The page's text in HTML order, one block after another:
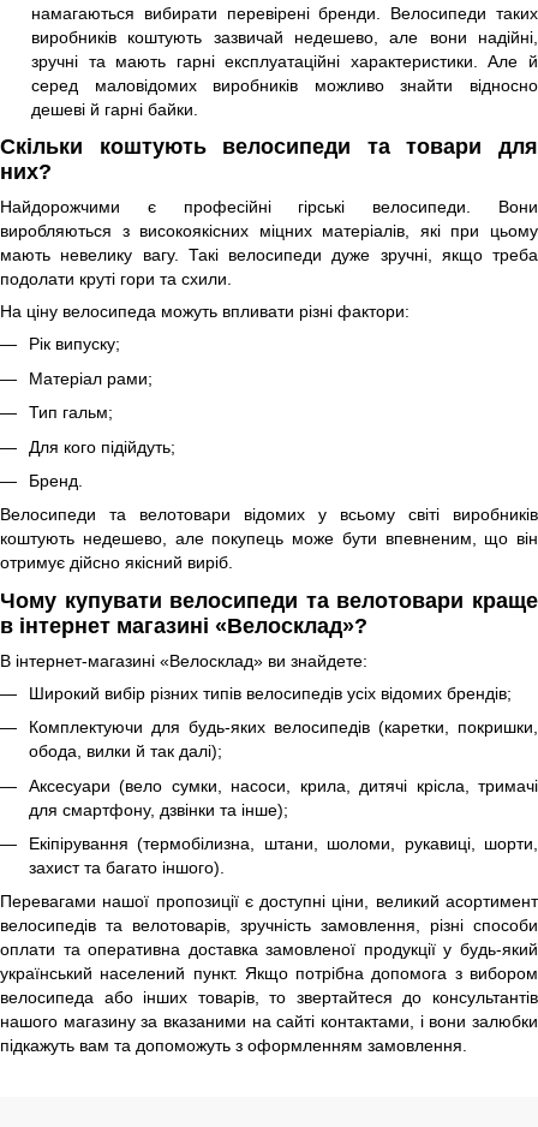
намагаються вибирати перевірені бренди. Велосипеди таких
виробників коштують зазвичай недешево, але вони надійні,
зручні та мають гарні експлуатаційні характеристики. Але й
серед маловідомих виробників можливо знайти відносно
дешеві й гарні байки.
Скільки коштують велосипеди та товари для
них?
Найдорожчими є професійні гірські велосипеди. Вони
виробляються з високоякісних міцних матеріалів, які при цьому
мають невелику вагу. Такі велосипеди дуже зручні, якщо треба
подолати круті гори та схили.
На ціну велосипеда можуть впливати різні фактори:
Рік випуску;
Матеріал рами;
Тип гальм;
Для кого підійдуть;
Бренд.
Велосипеди та велотовари відомих у всьому світі виробників
коштують недешево, але покупець може бути впевненим, що він
отримує дійсно якісний виріб.
Чому купувати велосипеди та велотовари краще
в інтернет магазині «Велосклад»?
В інтернет-магазині «Велосклад» ви знайдете:
Широкий вибір різних типів велосипедів усіх відомих брендів;
Комплектуючи для будь-яких велосипедів (каретки, покришки,
обода, вилки й так далі);
Аксесуари (вело сумки, насоси, крила, дитячі крісла, тримачі
для смартфону, дзвінки та інше);
Екіпірування (термобілизна, штани, шоломи, рукавиці, шорти,
захист та багато іншого).
Перевагами нашої пропозиції є доступні ціни, великий асортимент
велосипедів та велотоварів, зручність замовлення, різні способи
оплати та оперативна доставка замовленої продукції у будь-який
український населений пункт. Якщо потрібна допомога з вибором
велосипеда або інших товарів, то звертайтеся до консультантів
нашого магазину за вказаними на сайті контактами, і вони залюбки
підкажуть вам та допоможуть з оформленням замовлення.